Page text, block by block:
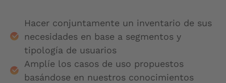
Hacer conjuntamente un inventario de sus
necesidades en base a segmentos y
tipología de usuarios
Amplíe los casos de uso propuestos
basándose en nuestros conocimientos